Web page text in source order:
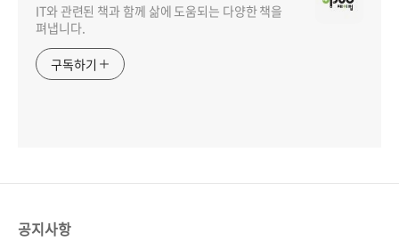
IT와 관련된 책과 함께 삶에 도움되는 다양한 책을
펴냅니다.
구독하기
공지사항